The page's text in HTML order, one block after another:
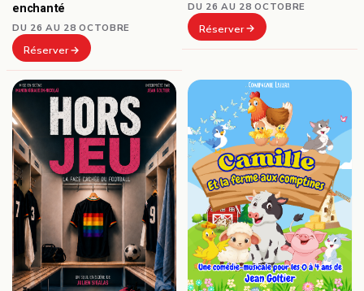
enchanté
DU 26 AU 28 OCTOBRE
Réserver
DU 26 AU 28 OCTOBRE
Réserver